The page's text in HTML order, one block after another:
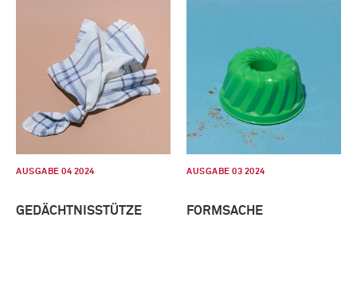
AUSGABE 04 2024
GEDÄCHTNISSTÜTZE
AUSGABE 03 2024
FORMSACHE